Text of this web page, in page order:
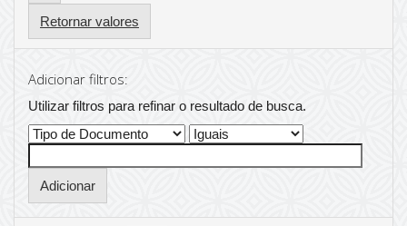
Retornar valores
Adicionar filtros:
Utilizar filtros para refinar o resultado de busca.